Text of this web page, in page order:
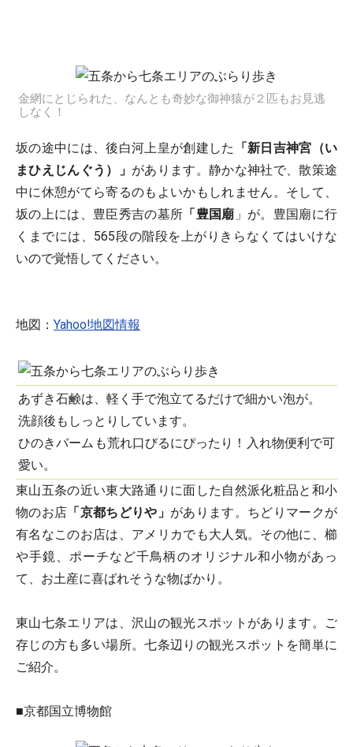
金網にとじられた、なんとも奇妙な御神猿が２匹もお見逃
しなく！
坂の途中には、後白河上皇が創建した
「新日吉神宮（い
まひえじんぐう）」 があります。静かな神社で、散策途
中に休憩がてら寄るのもよいかもしれません。そして、
坂の上には、豊臣秀吉の墓所 「豊国廟 」が。豊国廟に行
くまでには、565段の階段を上がりきらなくてはいけな
いので覚悟してください。
地図： Yahoo!地図情報
あずき石鹸は、軽く手で泡立てるだけで細かい泡が。
洗顔後もしっとりしています。
ひのきバームも荒れ口びるにぴったり！入れ物便利で可
愛い。
東山五条の近い東大路通りに面した自然派化粧品と和小
物のお店 「京都ちどりや」 があります。ちどりマークが
有名なこのお店は、アメリカでも大人気。その他に、櫛
や手鏡、ポーチなど千鳥柄のオリジナル和小物があっ
て、お土産に喜ばれそうな物ばかり。
東山七条エリアは、沢山の観光スポットがあります。ご
存じの方も多い場所。七条辺りの観光スポットを簡単に
ご紹介。
■京都国立博物館